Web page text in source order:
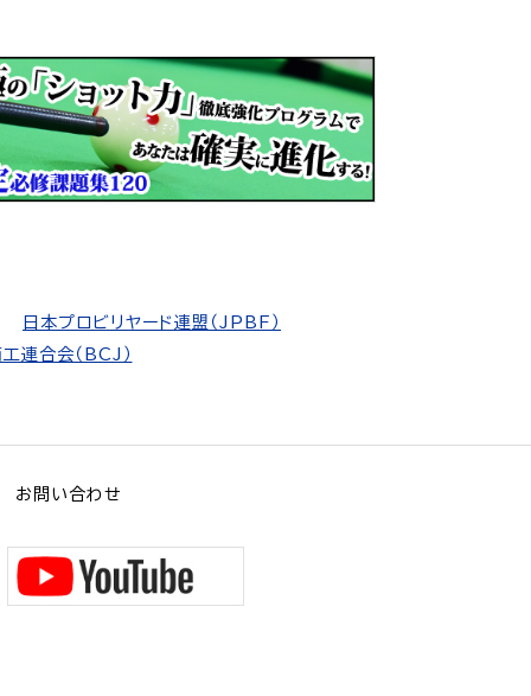
日本プロビリヤード連盟（JPBF）
連合会（BCJ）
お問い合わせ